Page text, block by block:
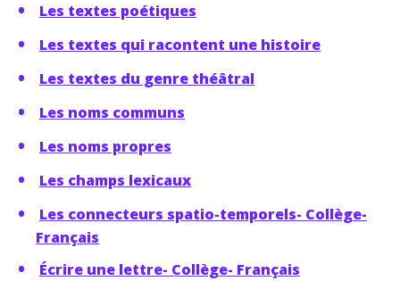
Les textes poétiques
Les textes qui racontent une histoire
Les textes du genre théâtral
Les noms communs
Les noms propres
Les champs lexicaux
Les connecteurs spatio-temporels- Collège-
Français
Écrire une lettre- Collège- Français